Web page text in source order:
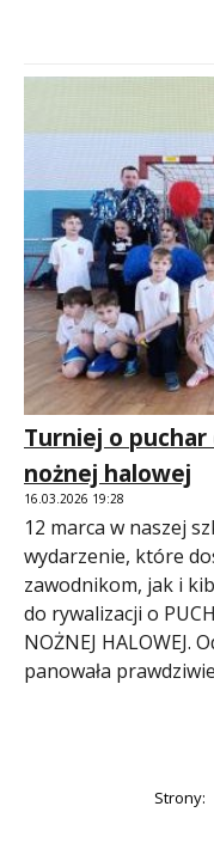
Turniej o puchar
nożnej halowej
16.03.2026 19:28
12 marca w naszej
wydarzenie, które
zawodnikom, jak i
do rywalizacji o
NOŻNEJ HALOWEJ.
panowała
Strony: